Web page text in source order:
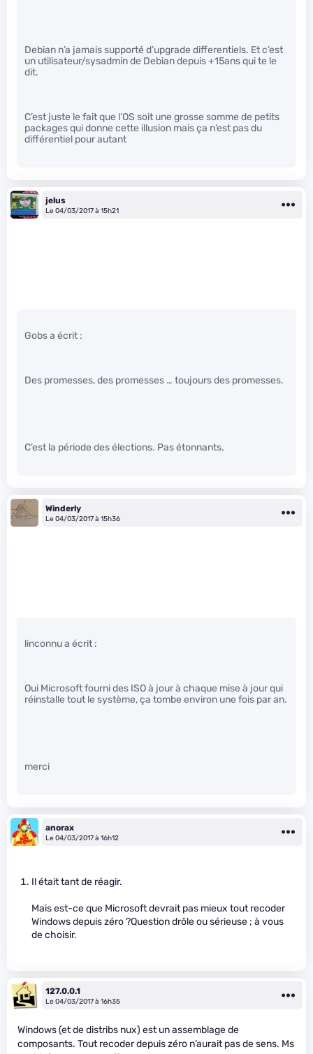
Debian n’a jamais supporté d’upgrade differentiels. Et c’est
un utilisateur/sysadmin de Debian depuis +15ans qui te le
dit.
C’est juste le fait que l’OS soit une grosse somme de petits
packages qui donne cette illusion mais ça n’est pas du
différentiel pour autant
jelus
Le 04/03/2017 à 15h21
Gobs a écrit :
Des promesses, des promesses … toujours des promesses.
C’est la période des élections. Pas étonnants.
Winderly
Le 04/03/2017 à 15h36
linconnu a écrit :
Oui Microsoft fourni des ISO à jour à chaque mise à jour qui
réinstalle tout le système, ça tombe environ une fois par an.
merci
anorax
Le 04/03/2017 à 16h12
Il était tant de réagir.
Mais est-ce que Microsoft devrait pas mieux tout recoder
Windows depuis zéro ?Question drôle ou sérieuse ; à vous
de choisir.
127.0.0.1
Le 04/03/2017 à 16h35
Windows (et de distribs nux) est un assemblage de
composants. Tout recoder depuis zéro n’aurait pas de sens. Ms